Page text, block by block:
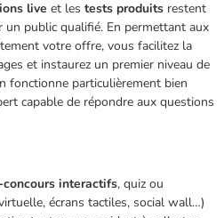
live et les tests produits restent
un public qualifié. En permettant aux
votre offre, vous facilitez la
et instaurez un premier niveau de
fonctionne particulièrement bien
capable de répondre aux questions
interactifs, quiz ou
écrans tactiles, social wall…)